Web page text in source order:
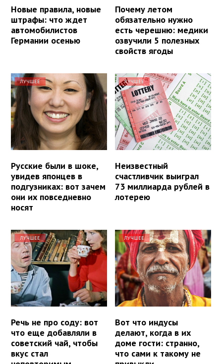
Новые правила, новые
штрафы: что ждет
автомобилистов
Германии осенью
Почему летом
обязательно нужно
есть черешню: медики
озвучили 5 полезных
свойств ягоды
ЛУЧШЕЕ
Русские были в шоке,
увидев японцев в
подгузниках: вот зачем
они их повседневно
носят
ЛУЧШЕЕ
Неизвестный
счастливчик выиграл
73 миллиарда рублей в
лотерею
ЛУЧШЕЕ
Речь не про соду: вот
что еще добавляли в
советский чай, чтобы
вкус стал
ЛУЧШЕЕ
Вот что индусы
делают, когда в их
доме гости: странно,
что сами к такому не